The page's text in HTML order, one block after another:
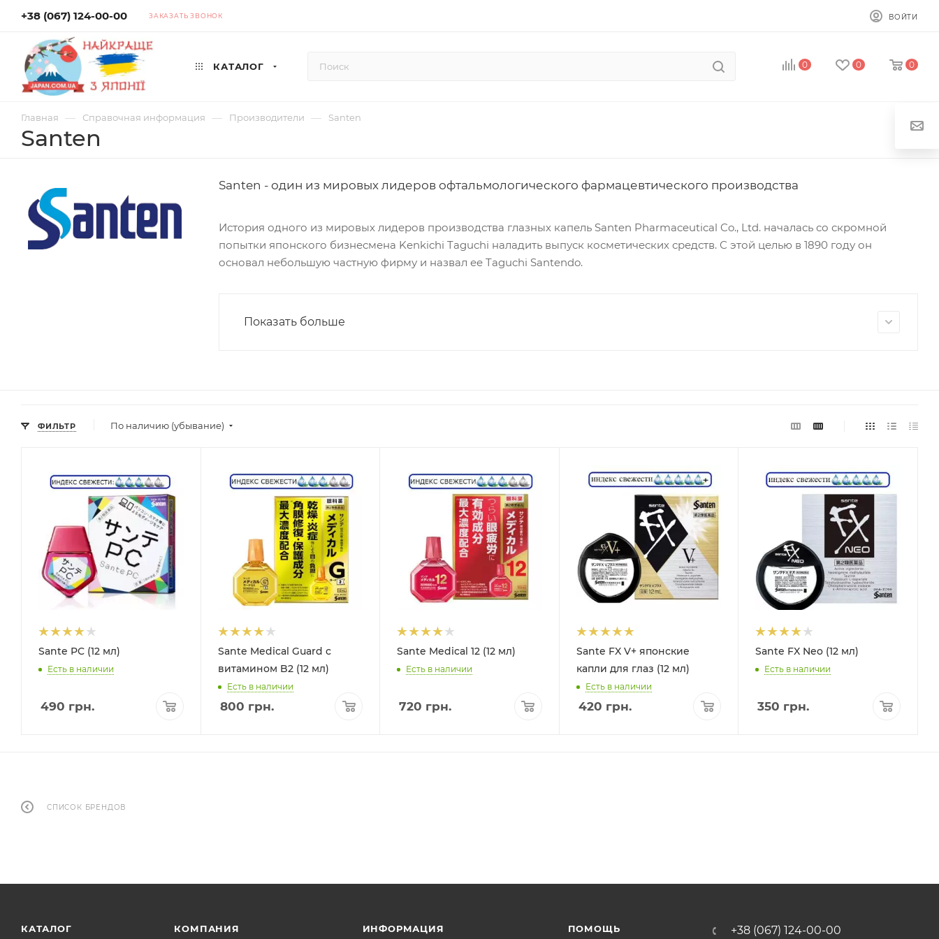
+38 (067) 124-00-00 ЗАКАЗАТЬ ЗВОНОК ВОЙТИ
КАТАЛОГ 0 0 0
Главная — Справочная информация — Производители — Santen
Santen
Santen - один из мировых лидеров офтальмологического фармацевтического производства
История одного из мировых лидеров производства глазных капель Santen Pharmaceutical Co., Ltd. началась со скромной
попытки японского бизнесмена Kenkichi Taguchi наладить выпуск косметических средств. С этой целью в 1890 году он
основал небольшую частную фирму и назвал ее Taguchi Santendo.
Показать больше
ФИЛЬТР По наличию (убывание)
Sante PC (12 мл)
Есть в наличии
490 грн.
Sante Medical Guard с
витамином B2 (12 мл)
Есть в наличии
800 грн.
Sante Medical 12 (12 мл)
Есть в наличии
720 грн.
Sante FX V+ японские
капли для глаз (12 мл)
Есть в наличии
420 грн.
Sante FX Neo (12 мл)
Есть в наличии
350 грн.
СПИСОК БРЕНДОВ
КАТАЛОГ КОМПАНИЯ ИНФОРМАЦИЯ ПОМОЩЬ +38 (067) 124-00-00